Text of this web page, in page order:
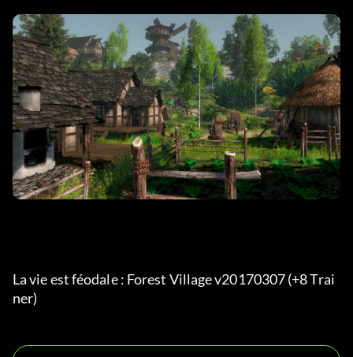
La vie est féodale : Forest Village v20170307 (+8 Trai
ner)